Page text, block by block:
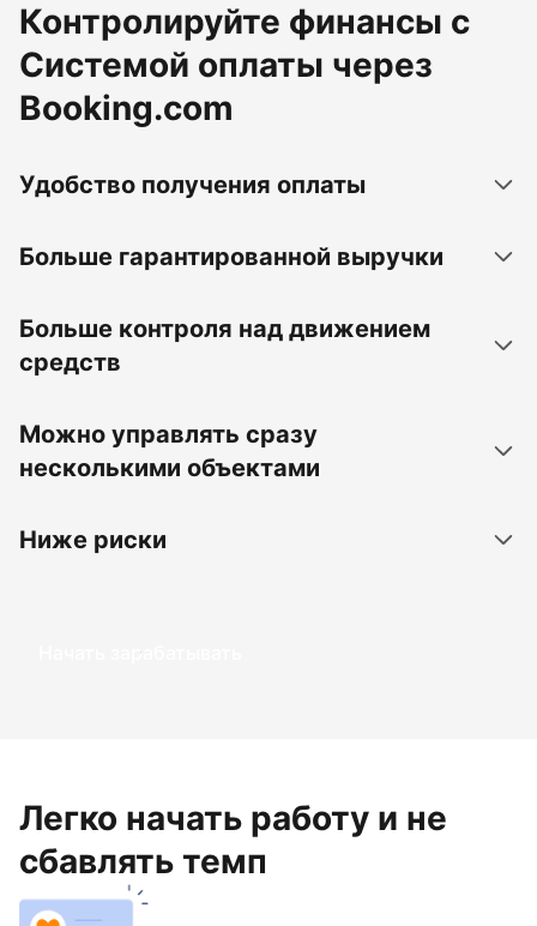
Контролируйте финансы с
Системой оплаты через
Booking.com
Удобство получения оплаты
Больше гарантированной выручки
Больше контроля над движением
средств
Можно управлять сразу
несколькими объектами
Ниже риски
Начать зарабатывать
Легко начать работу и не
сбавлять темп